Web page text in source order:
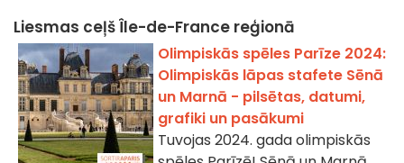
Liesmas ceļš Île-de-France reģionā
Olimpiskās spēles Parīze 2024:
Olimpiskās lāpas stafete Sēnā
un Marnā - pilsētas, datumi,
grafiki un pasākumi
Tuvojas 2024. gada olimpiskās